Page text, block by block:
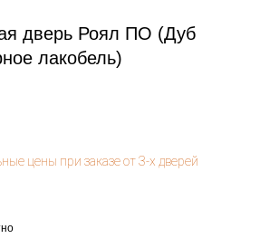
дверь Роял ПО (Дуб
лакобель)